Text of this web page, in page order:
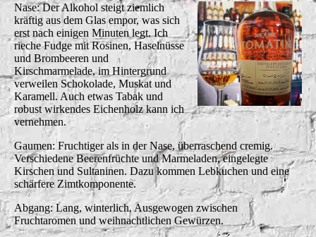
Nase: Der Alkohol steigt ziemlich
kräftig aus dem Glas empor, was sich
erst nach einigen Minuten legt. Ich
rieche Fudge mit Rosinen, Haselnüsse
und Brombeeren und
Kirschmarmelade, im Hintergrund
verweilen Schokolade, Muskat und
Karamell. Auch etwas Tabak und
robust wirkendes Eichenholz kann ich
vernehmen.
Gaumen: Fruchtiger als in der Nase, überraschend cremig.
Verschiedene Beerenfrüchte und Marmeladen, eingelegte
Kirschen und Sultaninen. Dazu kommen Lebkuchen und eine
schärfere Zimtkomponente.
Abgang: Lang, winterlich. Ausgewogen zwischen
Fruchtaromen und weihnachtlichen Gewürzen.